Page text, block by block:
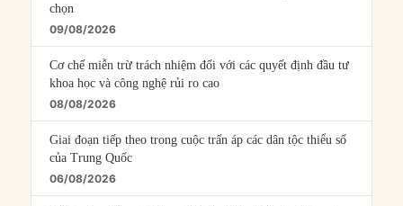
chọn
09/08/2026
Cơ chế miễn trừ trách nhiệm đối với các quyết định đầu tư
khoa học và công nghệ rủi ro cao
08/08/2026
Giai đoạn tiếp theo trong cuộc trấn áp các dân tộc thiểu số
của Trung Quốc
06/08/2026